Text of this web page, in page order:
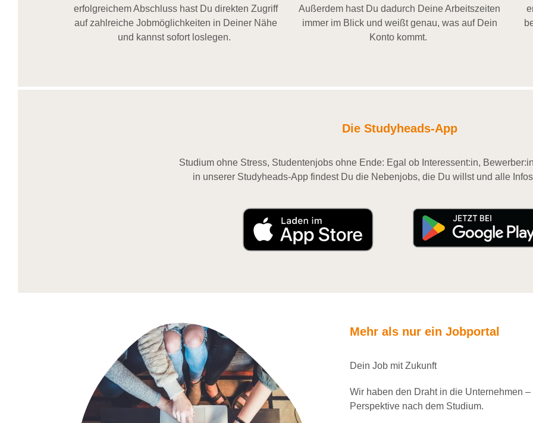
erfolgreichem Abschluss hast Du direkten Zugriff
auf zahlreiche Jobmöglichkeiten in Deiner Nähe
und kannst sofort loslegen.
Außerdem hast Du dadurch Deine Arbeitszeiten
immer imBlick und weißtgenau, was auf Dein
Konto kommt.
Die Studyheads-App
Studium ohne Stress, Studentenjobs ohne Ende: Egal ob Interessent:in,
in unserer Studyheads-App findest Du die Nebenjobs, die Du willst und alle
Mehr als nur ein Jobportal
Dein Job mit Zukunft
Wir haben den Draht in die Unternehmen
Perspektive nach dem Studium.